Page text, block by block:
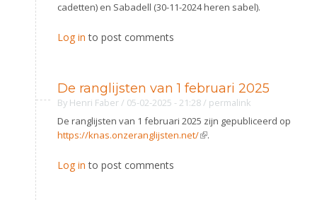
cadetten) en Sabadell (30-11-2024 heren sabel).
Log in to post comments
De ranglijsten van 1 februari 2025
By Henri Faber/ 05-02-2025 - 21:28/ permalink
De ranglijsten van 1 februari 2025 zijn gepubliceerd op
https://knas.onzeranglijsten.net/(link is external)
.
Log in to post comments